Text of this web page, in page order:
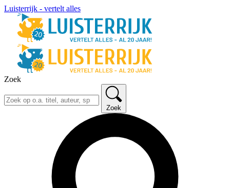
Luisterrijk - vertelt alles
Zoek
Zoek